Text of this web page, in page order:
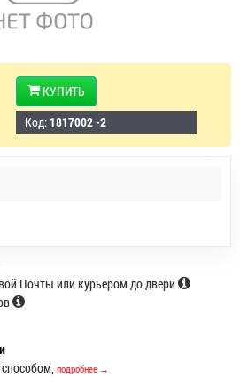
КУПИТЬ
Код: 1817002 -2
Почты или курьером до двери
подробнее →